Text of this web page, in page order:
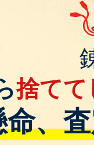
捨てて
、